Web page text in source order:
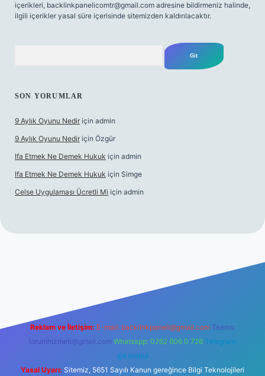
içerikleri, backlinkpanelicomtr@gmail.com adresine bildirmeniz halinde,
ilgili içerikler yasal süre içerisinde sitemizden kaldırılacaktır.
SON YORUMLAR
9 Aylık Oyunu Nedir için admin
9 Aylık Oyunu Nedir için Özgür
Ifa Etmek Ne Demek Hukuk için admin
Ifa Etmek Ne Demek Hukuk için Simge
Celse Uygulaması Ücretli Mi için admin
Reklam ve İletişim: E-mail: backlinkpaneli@gmail.com Teams:
forumhizmeti@gmail.com Whatsapp: 0262 606 0 726 Telegram:
@karabul
Yasal Uyarı: Sitemiz, 5651 Sayılı Kanun gereğince Bilgi Teknolojileri